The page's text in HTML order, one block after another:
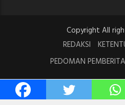
Copyright All
REDAKSI
PEDOMAN